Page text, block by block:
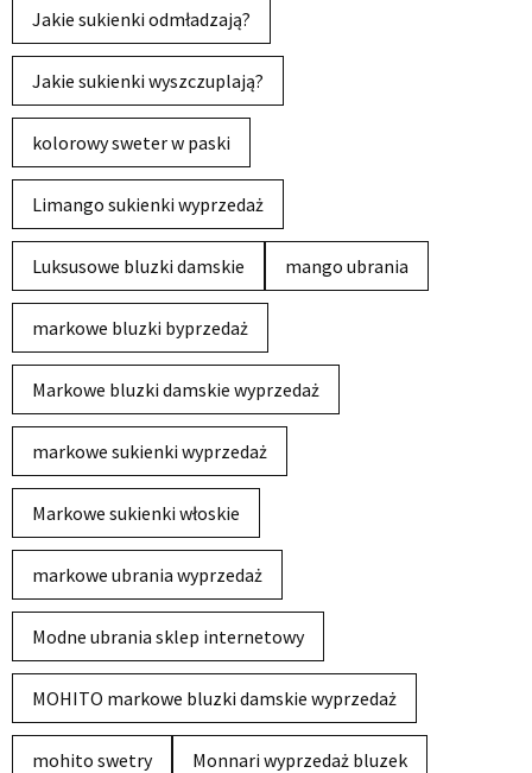
Jakie sukienki odmładzają?
Jakie sukienki wyszczuplają?
kolorowy sweter w paski
Limango sukienki wyprzedaż
Luksusowe bluzki damskie mango ubrania
markowe bluzki byprzedaż
Markowe bluzki damskie wyprzedaż
markowe sukienki wyprzedaż
Markowe sukienki włoskie
markowe ubrania wyprzedaż
Modne ubrania sklep internetowy
MOHITO markowe bluzki damskie wyprzedaż
mohito swetry Monnari wyprzedaż bluzek